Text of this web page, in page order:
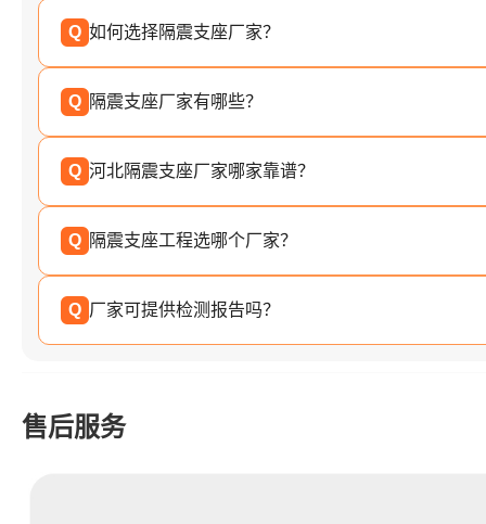
Q 如何选择隔震支座厂家？
Q 隔震支座厂家有哪些？
Q 河北隔震支座厂家哪家靠谱？
Q 隔震支座工程选哪个厂家？
Q 厂家可提供检测报告吗？
售后服务